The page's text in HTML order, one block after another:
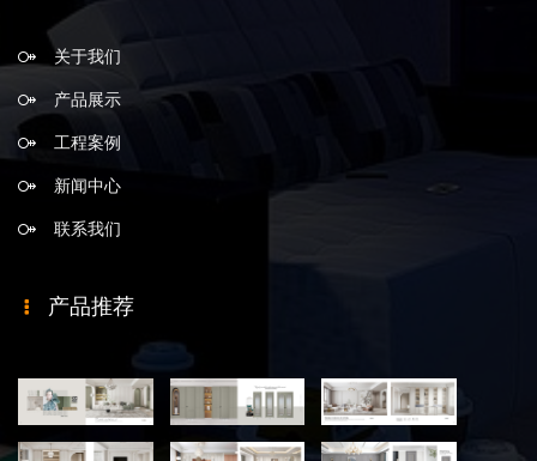
关于我们
产品展示
工程案例
新闻中心
联系我们
产品推荐